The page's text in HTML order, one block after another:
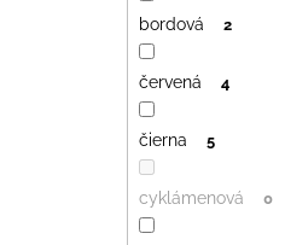
bordová 2
červená 4
čierna 5
cyklámenová 0